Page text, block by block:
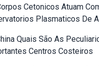
Cetonicos Atuam
Plasmaticos De
Quais São As
Centros Costeiros